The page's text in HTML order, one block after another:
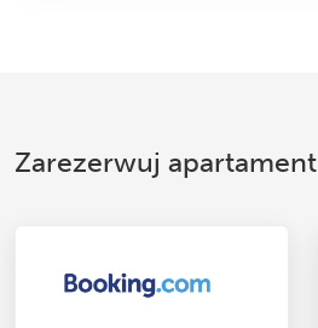
Zarezerwuj apartament